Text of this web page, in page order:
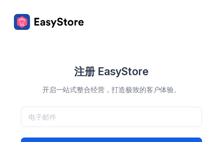
注册 EasyStore
开启一站式整合经营，打造极致的客户体验。